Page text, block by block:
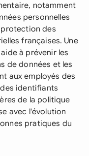
notamment
personnelles
protection des
françaises. Une
à prévenir les
de données et les
aux employés des
identifiants
de la politique
avec l'évolution
pratiques du